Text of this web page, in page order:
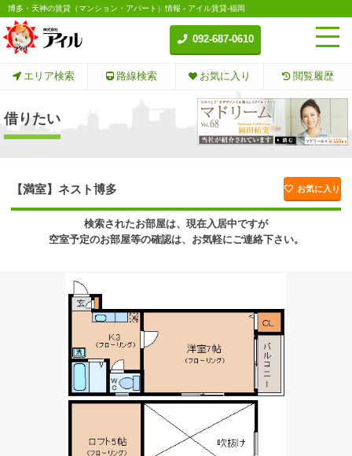
博多・天神の賃貸（マンション・アパート）情報 - アイル賃貸-福岡
092-687-0610
エリア検索 路線検索 お気に入り 閲覧履歴
借りたい
【満室】ネスト博多 お気に入り
検索されたお部屋は、現在入居中ですが
空室予定のお部屋等の確認は、お気軽にご連絡下さい。